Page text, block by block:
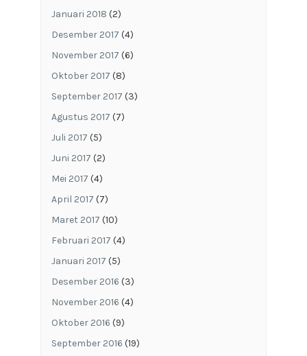
Januari 2018 (2)
Desember 2017 (4)
November 2017 (6)
Oktober 2017 (8)
September 2017 (3)
Agustus 2017 (7)
Juli 2017 (5)
Juni 2017 (2)
Mei 2017 (4)
April 2017 (7)
Maret 2017 (10)
Februari 2017 (4)
Januari 2017 (5)
Desember 2016 (3)
November 2016 (4)
Oktober 2016 (9)
September 2016 (19)